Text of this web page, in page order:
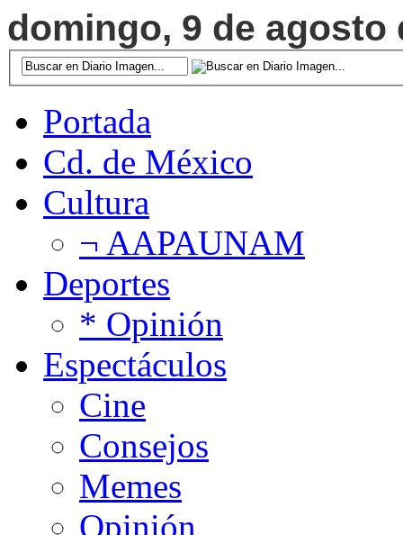
domingo, 9 de agosto
Portada
Cd. de México
Cultura
¬ AAPAUNAM
Deportes
* Opinión
Espectáculos
Cine
Consejos
Memes
Opinión